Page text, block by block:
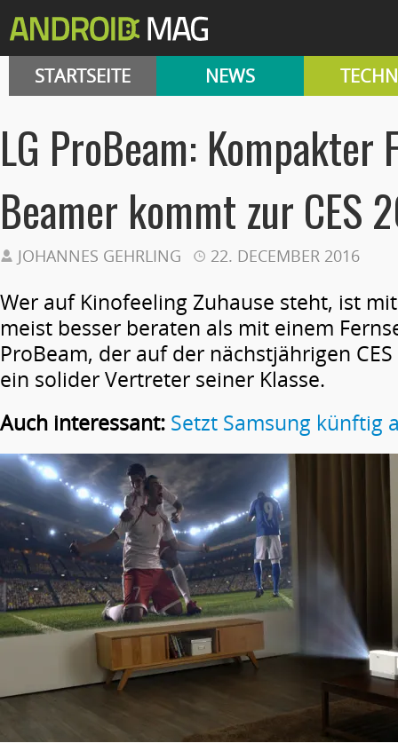
STARTSEITE NEWS
LG ProBeam: Kompakter
Beamer kommt zur CES
JOHANNES GEHRLING 22. DECEMBER 2016
Wer auf Kinofeeling Zuhause steht, ist
meist besser beraten als mit einem
ProBeam, der auf der nächstjährigen
ein solider Vertreter seiner Klasse.
Auch interessant: Setzt Samsung künftig